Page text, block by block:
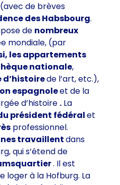
(avec de brèves
des Habsbourg.
de nombreux
mondiale, (par
les appartements
nationale,
d’histoirede l’art, etc.),
espagnoleet de la
d’histoire . La
président fédéralet
professionnel.
travaillentdans
qui s’étend de
. Il est
loger à la Hofburg. La